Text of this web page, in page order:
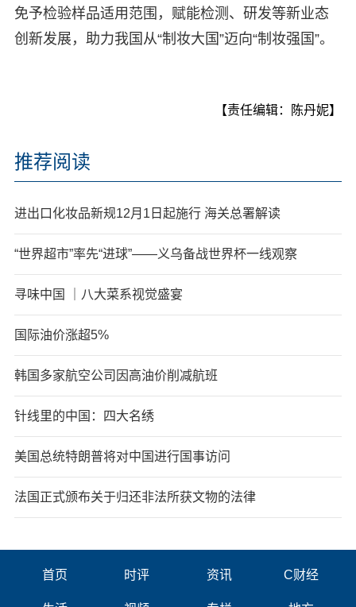
免予检验样品适用范围，赋能检测、研发等新业态
创新发展，助力我国从“制妆大国”迈向“制妆强国”。
【责任编辑：陈丹妮】
推荐阅读
进出口化妆品新规12月1日起施行 海关总署解读
“世界超市”率先“进球”——义乌备战世界杯一线观察
寻味中国 ｜八大菜系视觉盛宴
国际油价涨超5%
韩国多家航空公司因高油价削减航班
针线里的中国：四大名绣
美国总统特朗普将对中国进行国事访问
法国正式颁布关于归还非法所获文物的法律
首页 时评 资讯 C财经